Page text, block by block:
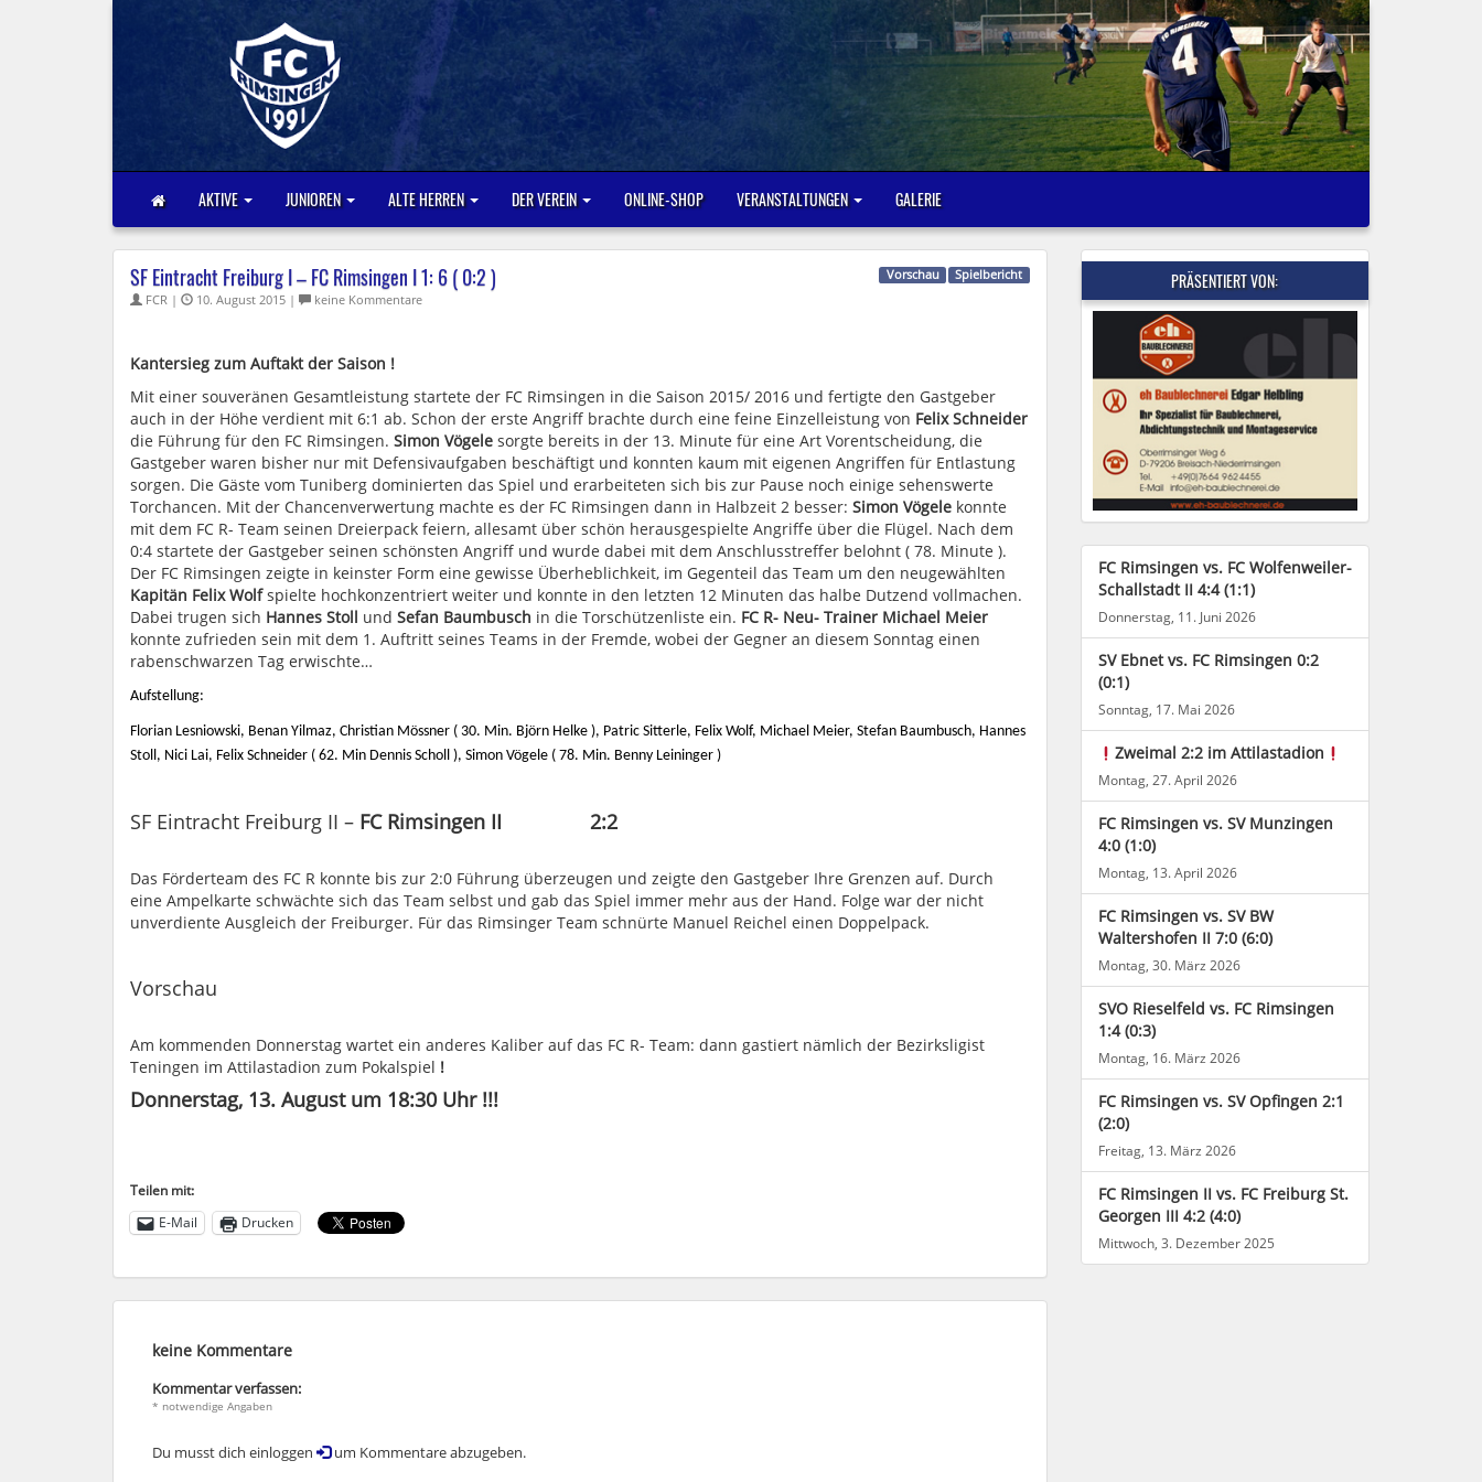
AKTIVE JUNIOREN ALTE HERREN DER VEREIN ONLINE-SHOP VERANSTALTUNGEN GALERIE
SF Eintracht Freiburg I – FC Rimsingen I 1: 6 ( 0:2 ) Spielbericht
Vorschau
FCR | 10. August 2015 | keine Kommentare
Kantersieg zum Auftakt der Saison !
Mit einer souveränen Gesamtleistung startete der FC Rimsingen in die Saison 2015/ 2016 und fertigte den Gastgeber
auch in der Höhe verdient mit 6:1 ab. Schon der erste Angriff brachte durch eine feine Einzelleistung von Felix Schneider
die Führung für den FC Rimsingen. Simon Vögele sorgte bereits in der 13. Minute für eine Art Vorentscheidung, die
Gastgeber waren bisher nur mit Defensivaufgaben beschäftigt und konnten kaum mit eigenen Angriffen für Entlastung
sorgen. Die Gäste vom Tuniberg dominierten das Spiel und erarbeiteten sich bis zur Pause noch einige sehenswerte
Torchancen. Mit der Chancenverwertung machte es der FC Rimsingen dann in Halbzeit 2 besser: Simon Vögele konnte
mit dem FC R- Team seinen Dreierpack feiern, allesamt über schön herausgespielte Angriffe über die Flügel. Nach dem
0:4 startete der Gastgeber seinen schönsten Angriff und wurde dabei mit dem Anschlusstreffer belohnt ( 78. Minute ).
Der FC Rimsingen zeigte in keinster Form eine gewisse Überheblichkeit, im Gegenteil das Team um den neugewählten
Kapitän Felix Wolfspielte hochkonzentriert weiter und konnte in den letzten 12 Minuten das halbe Dutzend vollmachen.
Dabei trugen sich Hannes Stoll und Sefan Baumbusch in die Torschützenliste ein. FC R- Neu- Trainer Michael Meier
konnte zufrieden sein mit dem 1. Auftritt seines Teams in der Fremde, wobei der Gegner an diesem Sonntag einen
rabenschwarzen Tag erwischte…
Aufstellung:
Florian Lesniowski, Benan Yilmaz, Christian Mössner ( 30. Min. Björn Helke ), Patric Sitterle, Felix Wolf, Michael Meier, Stefan Baumbusch, Hannes
Stoll, Nici Lai, Felix Schneider ( 62. Min Dennis Scholl ), Simon Vögele ( 78. Min. Benny Leininger )
SF Eintracht Freiburg II – FC Rimsingen II 2:2
Das Förderteam des FC R konnte bis zur 2:0 Führung überzeugen und zeigte den Gastgeber Ihre Grenzen auf. Durch
eine Ampelkarte schwächte sich das Team selbst und gab das Spiel immer mehr aus der Hand. Folge war der nicht
unverdiente Ausgleich der Freiburger. Für das Rimsinger Team schnürte Manuel Reichel einen Doppelpack.
Vorschau
Am kommenden Donnerstag wartet ein anderes Kaliber auf das FC R- Team: dann gastiert nämlich der Bezirksligist
Teningen im Attilastadion zum Pokalspiel !
Donnerstag, 13. August um 18:30 Uhr !!!
Teilen mit:
E-Mail
Drucken
keine Kommentare
Kommentar verfassen:
* notwendige Angaben
Du musst dich einloggen um Kommentare abzugeben.
PRÄSENTIERT VON:
FC Rimsingen vs. FC Wolfenweiler-
Schallstadt II 4:4 (1:1)
Donnerstag, 11. Juni 2026
SV Ebnet vs. FC Rimsingen 0:2
(0:1)
Sonntag, 17. Mai 2026
Zweimal 2:2 im Attilastadion
Montag, 27. April 2026
FC Rimsingen vs. SV Munzingen
4:0 (1:0)
Montag, 13. April 2026
FC Rimsingen vs. SV BW
Waltershofen II 7:0 (6:0)
Montag, 30. März 2026
SVO Rieselfeld vs. FC Rimsingen
1:4 (0:3)
Montag, 16. März 2026
FC Rimsingen vs. SV Opfingen 2:1
(2:0)
Freitag, 13. März 2026
FC Rimsingen II vs. FC Freiburg St.
Georgen III 4:2 (4:0)
Mittwoch, 3. Dezember 2025